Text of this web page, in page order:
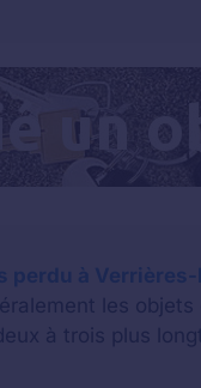
perdu à
les
à trois plus